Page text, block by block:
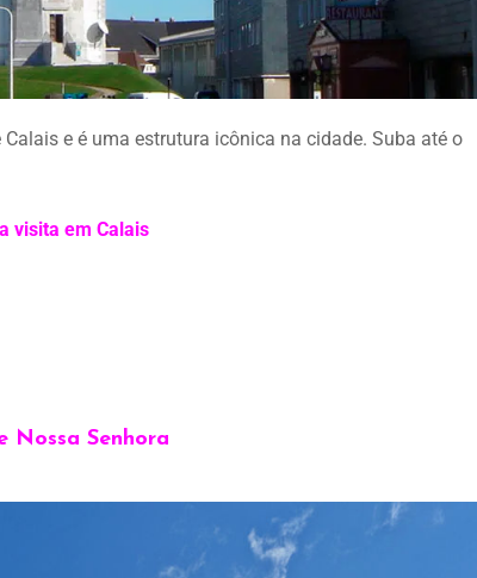
e é uma estrutura icônica na cidade. Suba até o
visita em Calais
Nossa Senhora